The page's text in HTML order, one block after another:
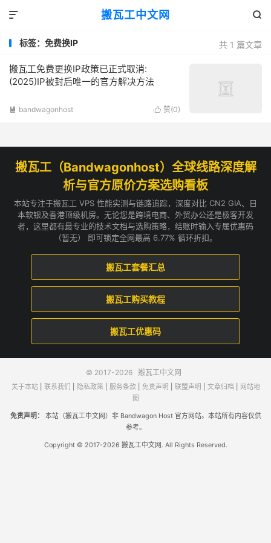
搬瓦工中文网 

共 1 篇文章
标签：免费换IP
搬瓦工免费更换IP政策已正式取消:
(2025)IP被封后唯一的官方解决方法
 赞(0)
 bandwagonhost
搬瓦工（Bandwagonhost）全球线路深度解
析与官方原价方案选购看板
本站专注于搬瓦工 VPS 性能实测与链路追踪，深度对比 CN2 GIA、日
本软银及香港顶级机房。无论您是跨境电商、外贸办公还是极客开发
者，这里都有最专业的技术文档与选购策略，结账时输入专属优惠码
（暂无） 即可锁定全网最高 6.77% 循环折扣。
搬瓦工套餐汇总
搬瓦工购买教程
搬瓦工优惠码
© 2017-2026 搬瓦工中文网
关于本站| 联系我们 隐私政策 服务条款 免责声明 联盟声明 文章归档
网站地
图
免责声明：
本站（搬瓦工中文网）非 Bandwagon Host 官方网站。本站所有内容仅供
参考。
Copyright © 2017-2026 搬瓦工中文网. All Rights Reserved.